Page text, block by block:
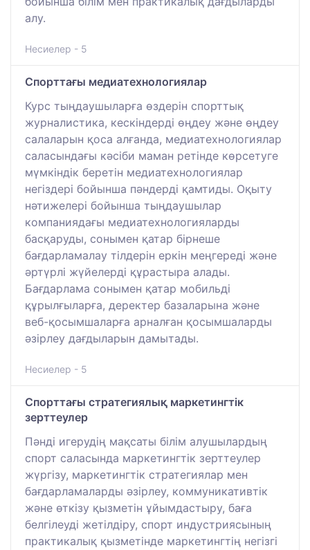
алу.
Несиелер - 5
Спорттағы медиатехнологиялар
Курс тыңдаушыларға өздерін спорттық
журналистика, кескіндерді өңдеу және өңдеу
салаларын қоса алғанда, медиатехнологиялар
саласындағы кәсіби маман ретінде көрсетуге
мүмкіндік беретін медиатехнологиялар
негіздері бойынша пәндерді қамтиды. Оқыту
нәтижелері бойынша тыңдаушылар
компаниядағы медиатехнологияларды
басқаруды, сонымен қатар бірнеше
бағдарламалау тілдерін еркін меңгереді және
әртүрлі жүйелерді құрастыра алады.
Бағдарлама сонымен қатар мобильді
құрылғыларға, деректер базаларына және
веб-қосымшаларға арналған қосымшаларды
әзірлеу дағдыларын дамытады.
Несиелер - 5
Спорттағы стратегиялық маркетингтік
зерттеулер
Пәнді игерудің мақсаты білім алушылардың
спорт саласында маркетингтік зерттеулер
жүргізу, маркетингтік стратегиялар мен
бағдарламаларды әзірлеу, коммуникативтік
және өткізу қызметін ұйымдастыру, баға
белгілеуді жетілдіру, спорт индустриясының
практикалық қызметінде маркетингтің негізгі